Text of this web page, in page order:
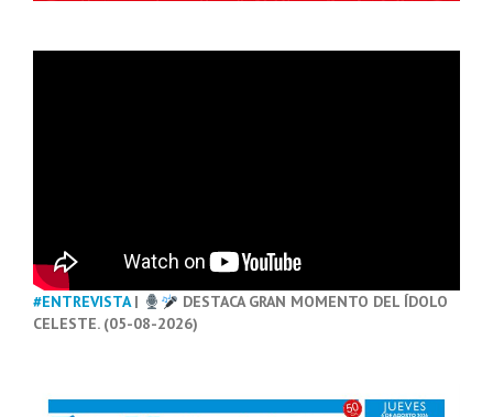
#ENTREVISTA|
DESTACA GRAN MOMENTO DEL ÍDOLO
CELESTE. (05-08-2026)